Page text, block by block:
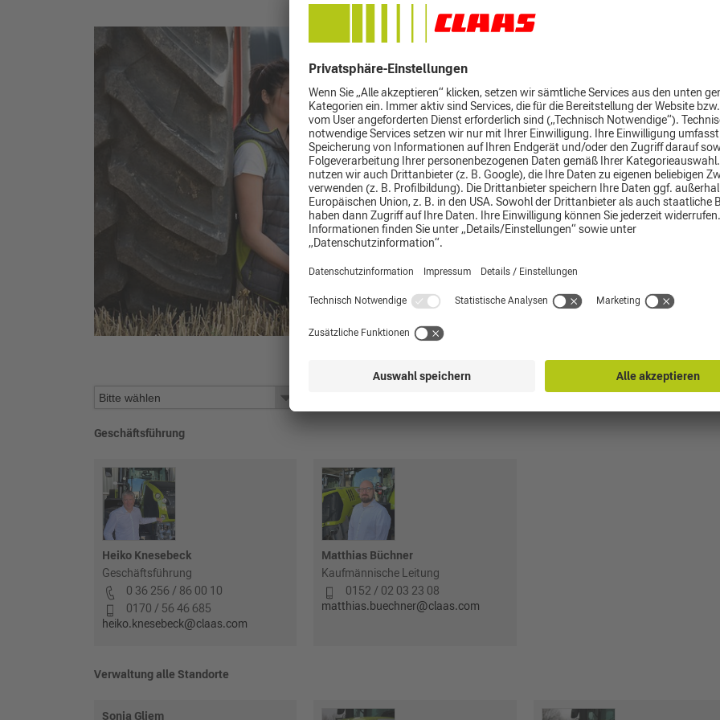
Als einer der führenden Anbieter von Spitzenprodukten für
dreifach stolz: einmal auf die großartige Arbeit, die unsere
Landwirtinnen und Landwirte Tag für Tag in jedem Jahr für
alle leisten.
Dann natürlich auf die herausragende Qualität unserer
und Zubehörteile, mit denen wir diese Heldinnen und Helden
Äcker, Wälder und Felder unterstützen. Und nicht zuletzt
tolle Team, das am Standort Schwabhausen
und die vielen großartigen Fachleute in unseren
die sich mit so viel Engagement dafür einsetzen, die Zukunft
Landwirtschaft im Freistaat mitzugestalten.
CLAAS THÜRINGEN GmbH
Geschäftsführung
Heiko Knesebeck
Geschäftsführung
0 36 256 / 86 00 10
0170 / 56 46 685
heiko.knesebeck@claas.com
Matthias Büchner
Kaufmännische Leitung
0152 / 02 03 23 08
matthias.buechner@claas.com
Verwaltung alle Standorte
Sonja Gliem